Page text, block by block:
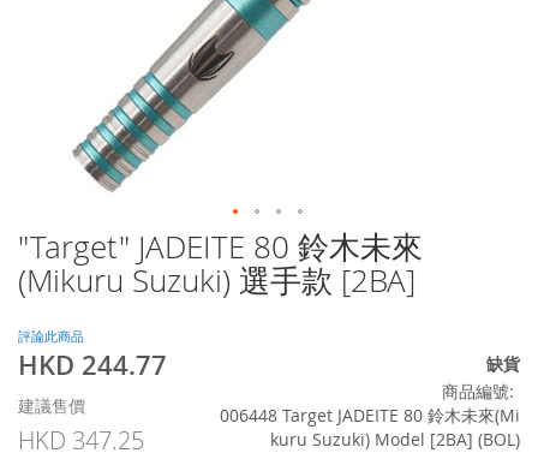
"Target" JADEITE 80 鈴木未來
(Mikuru Suzuki) 選手款 [2BA]
評論此商品
特
價
格
HKD 244.77
建議售價
HKD 347.25
缺貨
商品編號
006448 Target JADEITE 80 鈴木未來(Mi
kuru Suzuki) Model [2BA] (BOL)
Skip
to
the
of
the
gallery